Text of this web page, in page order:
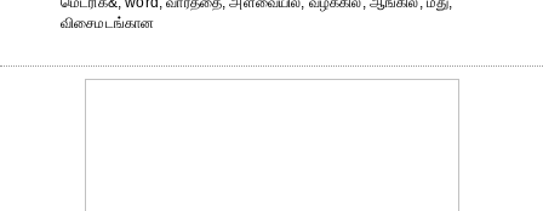
விசைமடங்கான